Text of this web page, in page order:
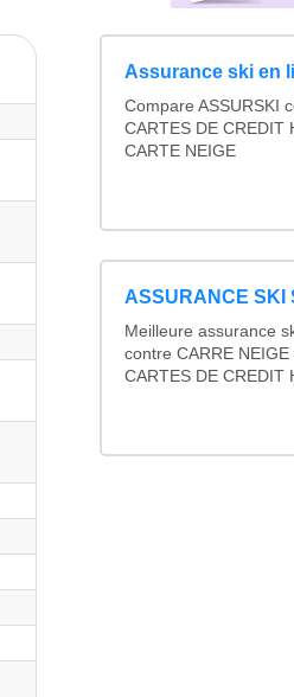
Assurance ski en
Compare ASSURSKI
CARTES DE CREDIT
CARTE NEIGE
ASSURANCE SKI
Meilleure assurance
contre CARRE
CARTES DE CREDIT